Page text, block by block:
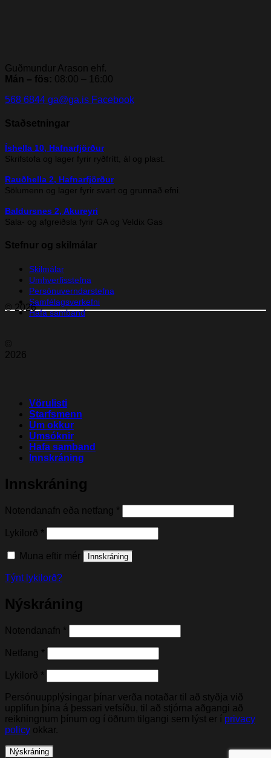
Guðmundur Arason ehf.
Mán – fös: 08:00 – 16:00
568 6844 ga@ga.is Facebook
Staðsetningar
Íshella 10, Hafnarfjörður
Skrifstofa og lager fyrir ryðfrítt, ál og plast.
Rauðhella 2, Hafnarfjörður
Sölumenn og lager fyrir svart og grunnað efni.
Baldursnes 2, Akureyri
Sala- og afgreiðsla fyrir GA og Veldix Gas
Stefnur og skilmálar
Skilmálar
Umhverfisstefna
Persónuverndarstefna
Samfélagsverkefni
Hafa samband
© 2026
©
2026
Vörulisti
Starfsmenn
Um okkur
Umsóknir
Hafa samband
Innskráning
Innskráning
Notendanafn eða netfang *
Lykilorð *
Muna eftir mér Innskráning
Týnt lykilorð?
Nýskráning
Notendanafn *
Netfang *
Lykilorð *
Persónuupplýsingar þínar verða notaðar til að styðja við
upplifun þína á þessari vefsíðu, til að stjórna aðgangi að
reikningnum þínum og í öðrum tilgangi sem lýst er í privacy
policy okkar.
Nýskráning